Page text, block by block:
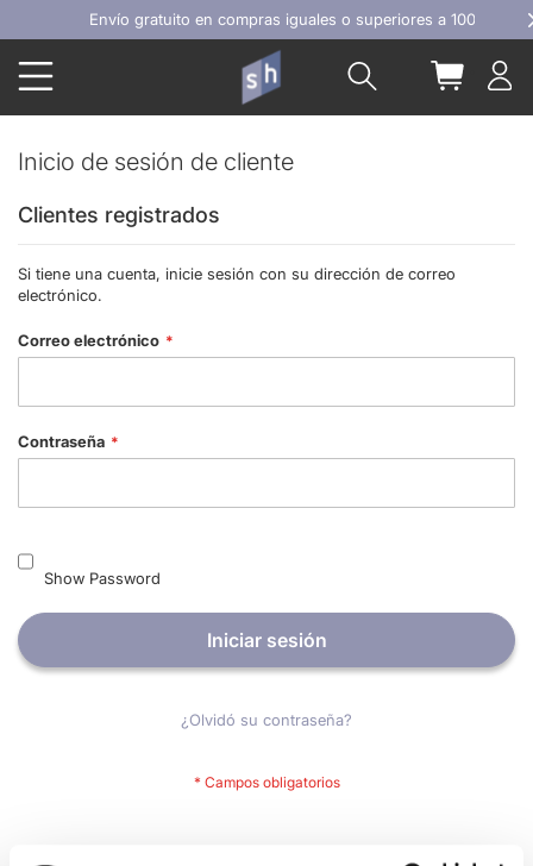
Ir
al
contenido
Envío gratuito en compras iguales o superiores a 100€
Buscar Mi
Inicio de sesión de cliente
Clientes registrados
Si tiene una cuenta, inicie sesión con su dirección de correo
electrónico.
Correo electrónico
Contraseña
Show Password
Iniciar sesión
¿Olvidó su contraseña?